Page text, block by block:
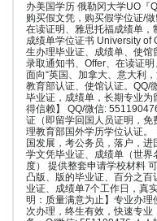
办美国学历 俄勒冈大学UO
购买假文凭，购买假学位证/
在读证明、雅思托福成绩单，
成绩单学位证书 University of
生办理毕业证、成绩单、使馆
录取通知书、Offer、在读证
面向“英国、加拿大、意大利
教育部认证、使馆认证。QQ/
毕业证，成绩单，长期专业
得信赖】 QQ/微信:
证（即留学回国人员证明，
理教育部国外学历学位认证。
国发展，考公务员，落户，
学文凭毕业证、成绩单（世
度） 提供整套申请学校材料
凸版、版的毕业证、百分之
业证、成绩单7个工作日，真
明：质量满意为止】专业办
次办理，终生有效，快速专